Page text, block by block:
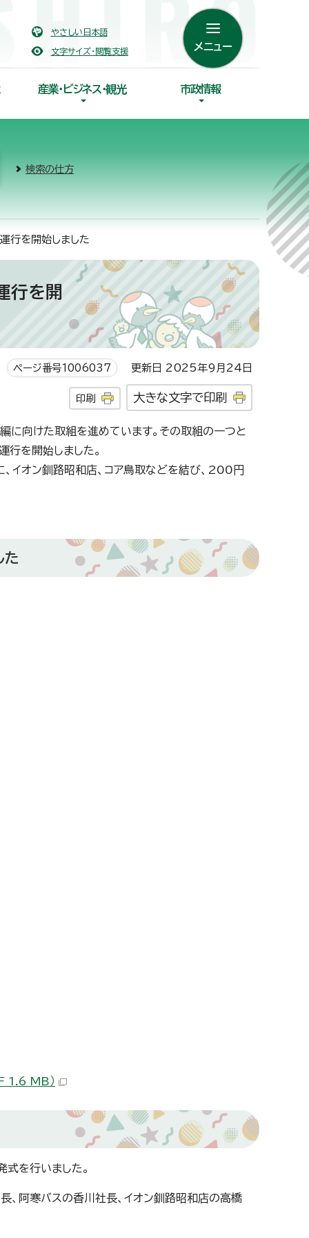
やさしい日本語
文字サイズ・閲覧支援 メニュー
産業・ビジネス・観光 市政情報
検索の仕方
行を開始しました
行を開
ページ番号1006037 更新日 2025年9月24日
印刷 大きな文字で印刷
に向けた取組を進めています。その取組の一つと
行を開始しました。
、イオン釧路昭和店、コア鳥取などを結び、200円
た
1.6 MB）
式を行いました。
、阿寒バスの香川社長、イオン釧路昭和店の高橋